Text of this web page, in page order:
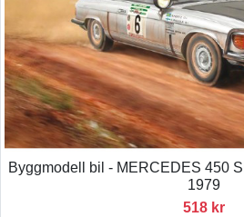
Byggmodell bil - MERCEDES 450
1979
518 kr